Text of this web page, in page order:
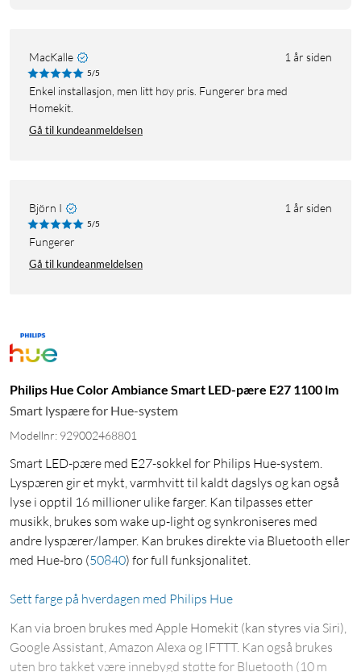
MacKalle 1 år siden
5/5
Enkel installasjon, men litt høy pris. Fungerer bra med
Homekit.
Gå til kundeanmeldelsen
Björn I 1 år siden
5/5
Fungerer
Gå til kundeanmeldelsen
Philips Hue Color Ambiance Smart LED-pære E27 1100 lm
Smart lyspære for Hue-system
Modellnr: 929002468801
Smart LED-pære med E27-sokkel for Philips Hue-system.
Lyspæren gir et mykt, varmhvitt til kaldt dagslys og kan også
lyse i opptil 16 millioner ulike farger. Kan tilpasses etter
musikk, brukes som wake up-light og synkroniseres med
andre lyspærer/lamper. Kan brukes direkte via Bluetooth eller
med Hue-bro (50840) for full funksjonalitet.
Sett farge på hverdagen med Philips Hue
Kan via broen brukes med Apple Homekit (kan styres via Siri),
Google Assistant, Amazon Alexa og IFTTT. Kan også brukes
uten bro takket være innebygd støtte for Bluetooth (10 m